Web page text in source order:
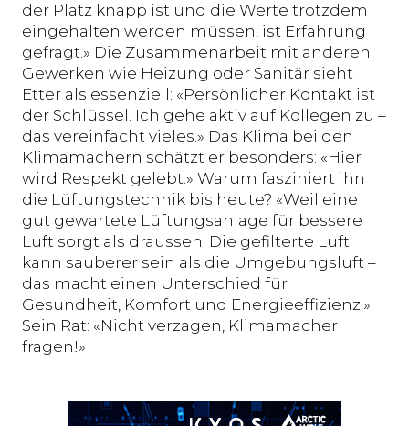
der Platz knapp ist und die Werte trotzdem
eingehalten werden müssen, ist Erfahrung
gefragt.» Die Zusammenarbeit mit anderen
Gewerken wie Heizung oder Sanitär sieht
Etter als essenziell: «Persönlicher Kontakt ist
der Schlüssel. Ich gehe aktiv auf Kollegen zu –
das vereinfacht vieles.» Das Klima bei den
Klimamachern schätzt er besonders: «Hier
wird Respekt gelebt.» Warum fasziniert ihn
die Lüftungstechnik bis heute? «Weil eine
gut gewartete Lüftungsanlage für bessere
Luft sorgt als draussen. Die gefilterte Luft
kann sauberer sein als die Umgebungsluft –
das macht einen Unterschied für
Gesundheit, Komfort und Energieeffizienz.»
Sein Rat: «Nicht verzagen, Klimamacher
fragen!»